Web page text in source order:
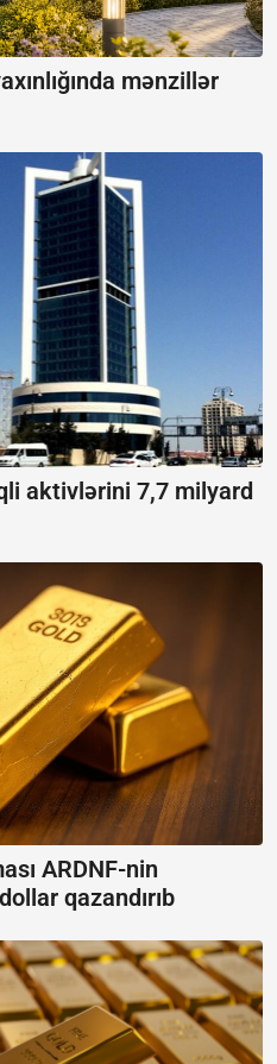
mənzillər
aktivlərini 7,7 milyard
ARDNF-nin
qazandırıb